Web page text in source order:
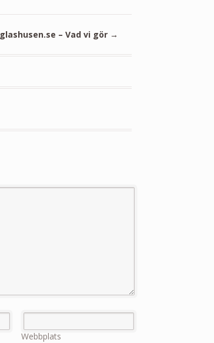
glashusen.se – Vad vi gör →
Webbplats